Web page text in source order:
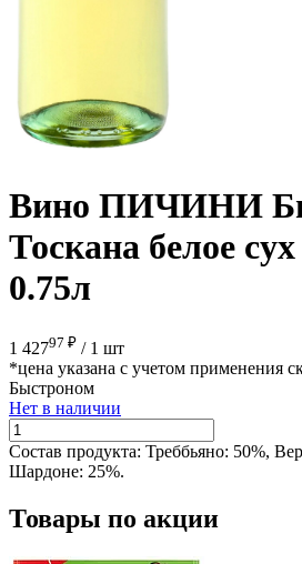
Вино ПИЧИНИ
Тоскана белое
0.75л
1 42797 ₽ / 1 шт
*цена указана с учетом применения
Быстроном
Нет в наличии
Состав продукта: Треббьяно: 50%,
Шардоне: 25%.
Товары по акции